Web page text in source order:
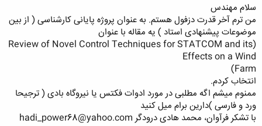
سلام مهندس
من ترم آخر قدرت دزفول هستم. به عنوان پروژه پایانی کارشناسی ( از بین
موضوعات پیشنهادی استاد ) یه مقاله با عنوان
(Review of Novel Control Techniques for STATCOM and its
Effects on a Wind
Farm)
انتخاب کردم.
ممنوم میشم اگه مطلبی در مورد ادوات فکتس یا نیروگاه بادی ( ترجیحا
ورد و فارسی )دارین برام میل کنید
با تشکر فرآوان، محمد هادی درودگر hadi_power68@yahoo.com